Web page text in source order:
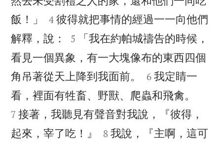
飯！」


4 彼得就把事情的經過一一向他們
解釋，說：


5
「我在約帕城禱告的時候，
看見一個異象，有一大塊像布的東西四個
角吊著從天上降到我面前。


6 我定睛一
看，裡面有牲畜、野獸、爬蟲和飛禽。
7 接著，我聽見有聲音對我說，『彼得，
起來，宰了吃！』


8 我說，『主啊，這可